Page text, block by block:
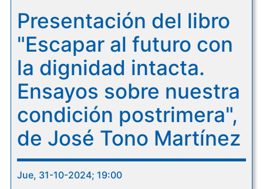
Presentación del libro
"Escapar al futuro con
la dignidad intacta.
Ensayos sobre nuestra
condición postrimera",
de José Tono Martínez
Jue, 31-10-2024; 19:00